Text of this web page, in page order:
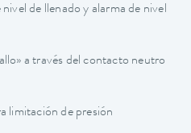
de llenado y alarma de nivel
a través del contacto neutro
limitación de presión